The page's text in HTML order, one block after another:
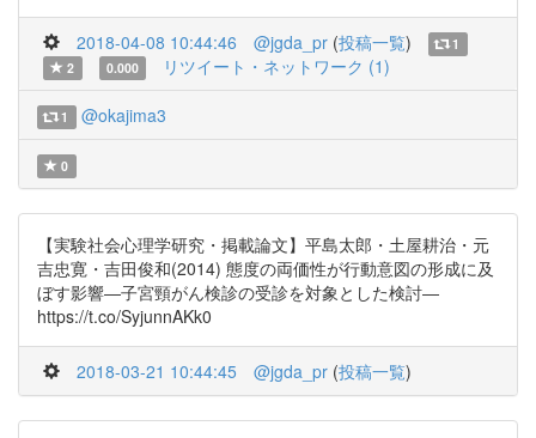
2018-04-08 10:44:46 @jgda_pr (投稿一覧)
1
2
0.000 リツイート・ネットワーク (1)
1 @okajima3
0
【実験社会心理学研究・掲載論文】平島太郎・土屋耕治・元
吉忠寛・吉田俊和(2014) 態度の両価性が行動意図の形成に及
ぼす影響―子宮頸がん検診の受診を対象とした検討―
https://t.co/SyjunnAKk0
2018-03-21 10:44:45 @jgda_pr (投稿一覧)